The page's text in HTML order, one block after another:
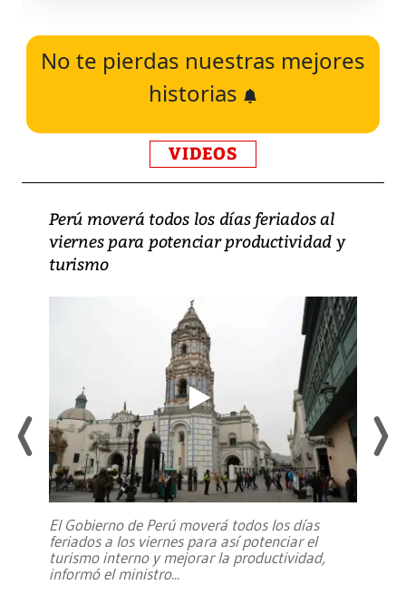
No te pierdas nuestras mejores
historias
VIDEOS
Perú moverá todos los días feriados al
viernes para potenciar productividad y
turismo
El Gobierno de Perú moverá todos los días
feriados a los viernes para así potenciar el
turismo interno y mejorar la productividad,
informó el ministro...